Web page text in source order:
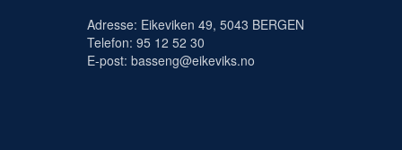
Adresse: Eikeviken 49, 5043 BERGEN
Telefon: 95 12 52 30
E-post: basseng@eikeviks.no